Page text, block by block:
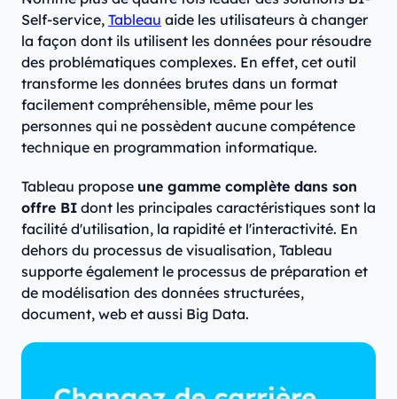
Self-service, Tableau aide les utilisateurs à changer
la façon dont ils utilisent les données pour résoudre
des problématiques complexes. En effet, cet outil
transforme les données brutes dans un format
facilement compréhensible, même pour les
personnes qui ne possèdent aucune compétence
technique en programmation informatique.
Tableau propose une gamme complète dans son
offre BI dont les principales caractéristiques sont la
facilité d'utilisation, la rapidité et l'interactivité. En
dehors du processus de visualisation, Tableau
supporte également le processus de préparation et
de modélisation des données structurées,
document, web et aussi Big Data.